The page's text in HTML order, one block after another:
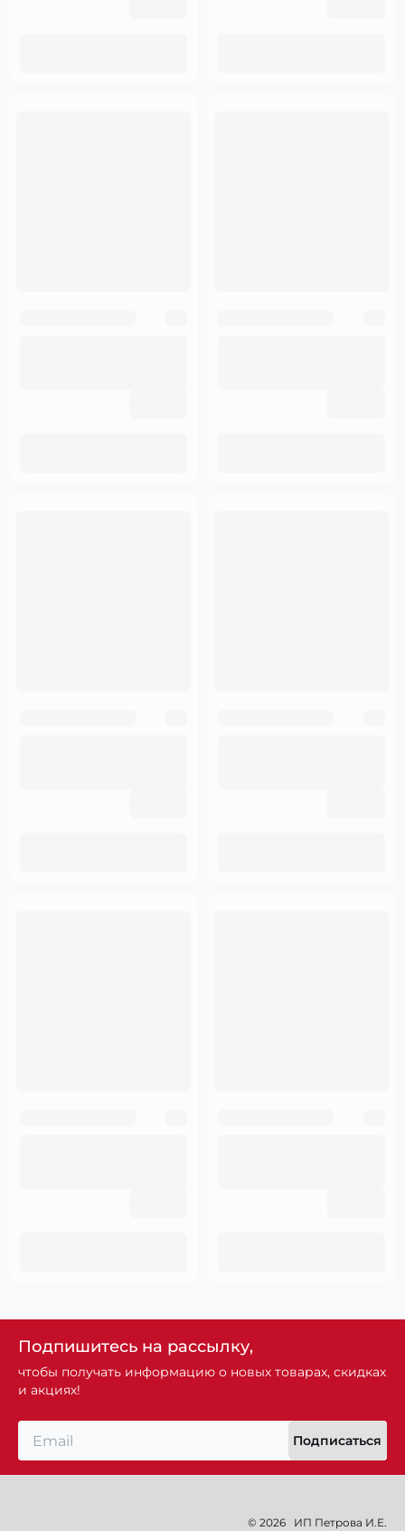
Подпишитесь на рассылку,
чтобы получать информацию о новых товарах, скидках
и акциях!
Подписаться
© 2026 ИП Петрова И.Е.